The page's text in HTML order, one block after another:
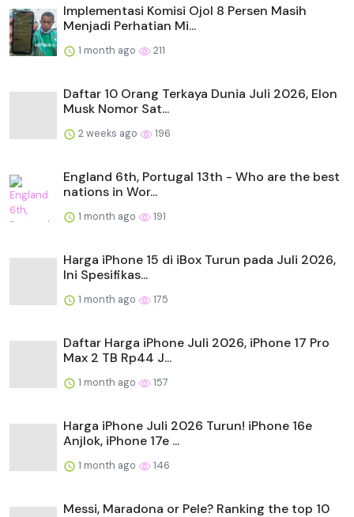
Implementasi Komisi Ojol 8 Persen Masih
Menjadi Perhatian Mi...
1 month ago 211
Daftar 10 Orang Terkaya Dunia Juli 2026, Elon
Musk Nomor Sat...
2 weeks ago 196
England 6th, Portugal 13th - Who are the best
nations in Wor...
1 month ago 191
Harga iPhone 15 di iBox Turun pada Juli 2026,
Ini Spesifikas...
1 month ago 175
Daftar Harga iPhone Juli 2026, iPhone 17 Pro
Max 2 TB Rp44 J...
1 month ago 157
Harga iPhone Juli 2026 Turun! iPhone 16e
Anjlok, iPhone 17e ...
1 month ago 146
Messi, Maradona or Pele? Ranking the top 10